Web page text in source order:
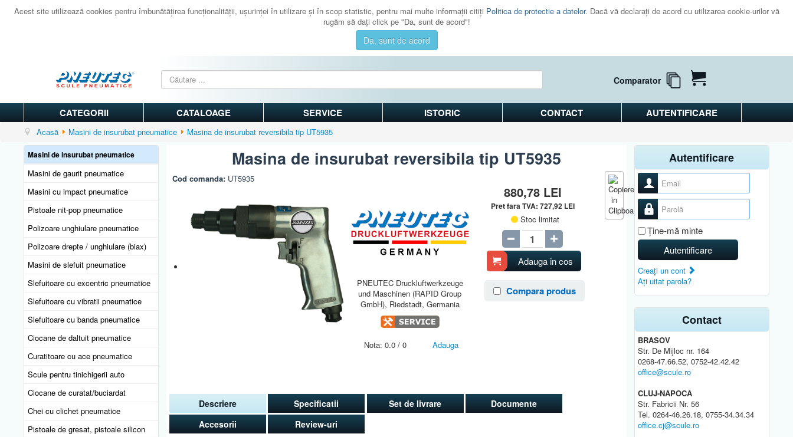
Acest site utilizează cookies pentru îmbunătăţirea funcţionalităţii, uşurinţei în utilizare şi în scop statistic, pentru mai multe informaţii citiţi Politica de protectie a datelor. Dacă vă declaraţi de acord cu utilizarea cookie-urilor vă
rugăm să daţi click pe "Da, sunt de acord"!
Da, sunt de acord
Comparator
CATEGORII CATALOAGE SERVICE ISTORIC CONTACT AUTENTIFICARE
Acasă Masini de insurubat pneumatice Masina de insurubat reversibila tip UT5935
Masini de insurubat pneumatice
Masini de gaurit pneumatice
Masini cu impact pneumatice
Pistoale nit-pop pneumatice
Polizoare unghiulare pneumatice
Polizoare drepte / unghiulare (biax)
Masini de slefuit pneumatice
Slefuitoare cu excentric pneumatice
Slefuitoare cu vibratii pneumatice
Slefuitoare cu banda pneumatice
Ciocane de daltuit pneumatice
Curatitoare cu ace pneumatice
Scule pentru tinichigerii auto
Ciocane de curatat/buciardat
Chei cu clichet pneumatice
Pistoale de gresat, pistoale silicon
Masina de insurubat reversibila tip UT5935
Cod comanda: UT5935
PNEUTEC Druckluftwerkzeuge
und Maschinen (RAPID Group
GmbH), Riedstadt, Germania
Nota: 0.0 / 0 Adauga
880,78 LEI
Pret fara TVA: 727,92 LEI
Stoc limitat
Adauga in cos
Compara produs
Descriere Specificatii Set de livrare
Documente
Accesorii
Review-uri
Autentificare
Nume utilizator
Parolă
Ţine-mă minte
Autentificare
Creaţi un cont
Aţi uitat parola?
Contact
BRASOV
Str. De Mijloc nr. 164
0268-47.66.52, 0752-42.42.42
office@scule.ro
CLUJ-NAPOCA
Str. Fabricii Nr. 56
Tel. 0264-46.26.18, 0755-34.34.34
office.cj@scule.ro